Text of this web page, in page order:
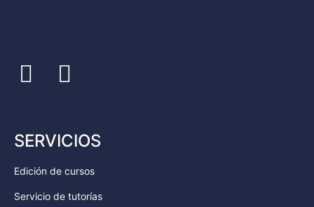
SERVICIOS
Edición de cursos
Servicio de tutorías